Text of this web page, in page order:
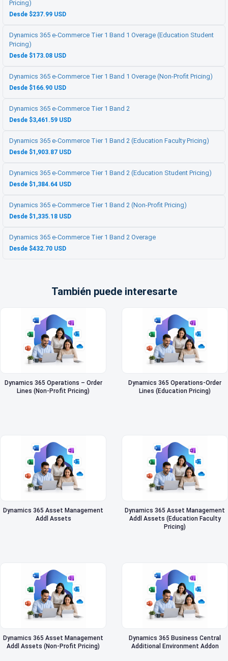
Pricing)
Desde $237.99 USD
Dynamics 365 e-Commerce Tier 1 Band 1 Overage (Education Student
Pricing)
Desde $173.08 USD
Dynamics 365 e-Commerce Tier 1 Band 1 Overage (Non-Profit Pricing)
Desde $166.90 USD
Dynamics 365 e-Commerce Tier 1 Band 2
Desde $3,461.59 USD
Dynamics 365 e-Commerce Tier 1 Band 2 (Education Faculty Pricing)
Desde $1,903.87 USD
Dynamics 365 e-Commerce Tier 1 Band 2 (Education Student Pricing)
Desde $1,384.64 USD
Dynamics 365 e-Commerce Tier 1 Band 2 (Non-Profit Pricing)
Desde $1,335.18 USD
Dynamics 365 e-Commerce Tier 1 Band 2 Overage
Desde $432.70 USD
También puede interesarte
Dynamics 365 Operations – Order
Lines (Non-Profit Pricing)
Dynamics 365 Operations-Order
Lines (Education Pricing)
Dynamics 365 Asset Management
Addl Assets
Dynamics 365 Asset Management
Addl Assets (Education Faculty
Pricing)
Dynamics 365 Asset Management
Addl Assets (Non-Profit Pricing)
Dynamics 365 Business Central
Additional Environment Addon